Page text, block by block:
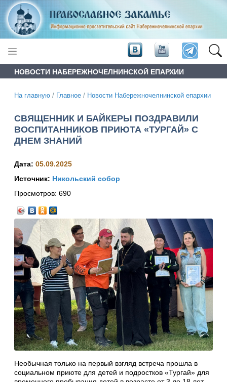
НОВОСТИ НАБЕРЕЖНОЧЕЛНИНСКОЙ ЕПАРХИИ
На главную / Главное / Новости Набережночелнинской епархии
СВЯЩЕННИК И БАЙКЕРЫ ПОЗДРАВИЛИ
ВОСПИТАННИКОВ ПРИЮТА «ТУРГАЙ» С
ДНЕМ ЗНАНИЙ
Дата: 05.09.2025
Источник: Никольский собор
Просмотров: 690
Необычная только на первый взгляд встреча прошла в
социальном приюте для детей и подростков «Тургай» для